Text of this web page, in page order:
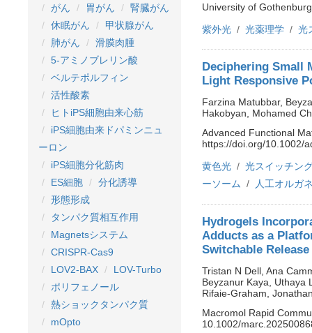
がん
胃がん
腎臓がん
休眠がん
甲状腺がん
肺がん
滑膜肉腫
5-アミノブレリン酸
ベルテポルフィン
活性酸素
ヒトiPS細胞由来心筋
iPS細胞由来ドパミンニュ
ーロン
iPS細胞分化筋肉
ES細胞
分化誘導
形態形成
タンパク質相互作用
Magnetsシステム
CRISPR-Cas9
LOV2-BAX
LOV-Turbo
ポリフェノール
熱ショックタンパク質
mOpto
University of
紫外光
光薬理学 光
Deciphering Small
Light Responsive
Farzina Matubbar,
Hakobyan, Mohamed
Advanced Functional
https://doi.org/10.1002/
黄色光
光スイッチン
ーソーム
人工オルガ
Hydrogels
Adducts as a
Switchable
Tristan N Dell, Ana
Beyzanur Kaya, Uthaya
Rifaie-Graham,
Macromol Rapid
10.1002/